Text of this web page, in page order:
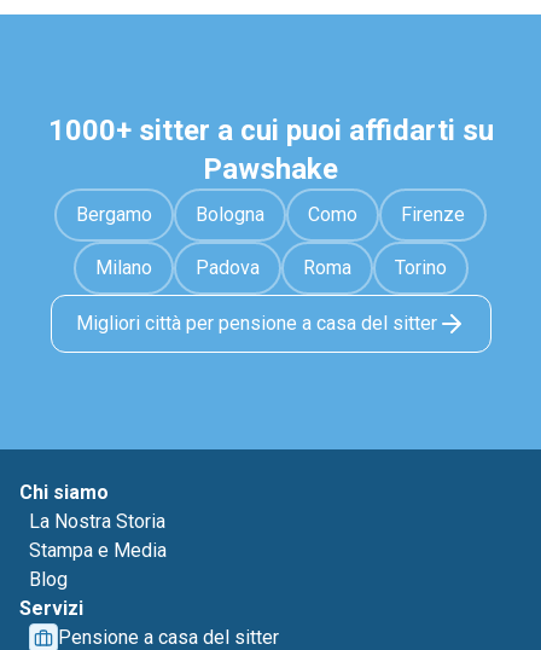
1000+ sitter a cui puoi affidarti su
Pawshake
Bergamo Bologna Como Firenze
Milano Padova Roma Torino
Migliori città per pensione a casa del sitter
Chi siamo
La Nostra Storia
Stampa e Media
Blog
Servizi
Pensione a casa del sitter